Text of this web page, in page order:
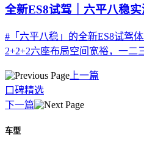
全新ES8试驾｜六平八稳
#「六平八稳」的全新ES8试驾
2+2+2六座布局空间宽裕，一二
上一篇
口碑精选
下一篇
车型